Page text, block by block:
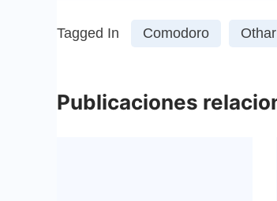
Tagged In Comodoro Othar
Publicaciones